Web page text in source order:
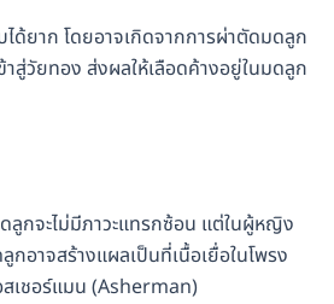
ด้ยาก โดยอาจเกิดจากการผ่าตัดมดลูก
าสู่วัยทอง ส่งผลให้เลือดค้างอยู่ในมดลูก
กจะไม่มีภาวะแทรกซ้อน แต่ในผู้หญิง
กอาจสร้างแผลเป็นที่เนื้อเยื่อในโพรง
สเชอร์แมน (Asherman)